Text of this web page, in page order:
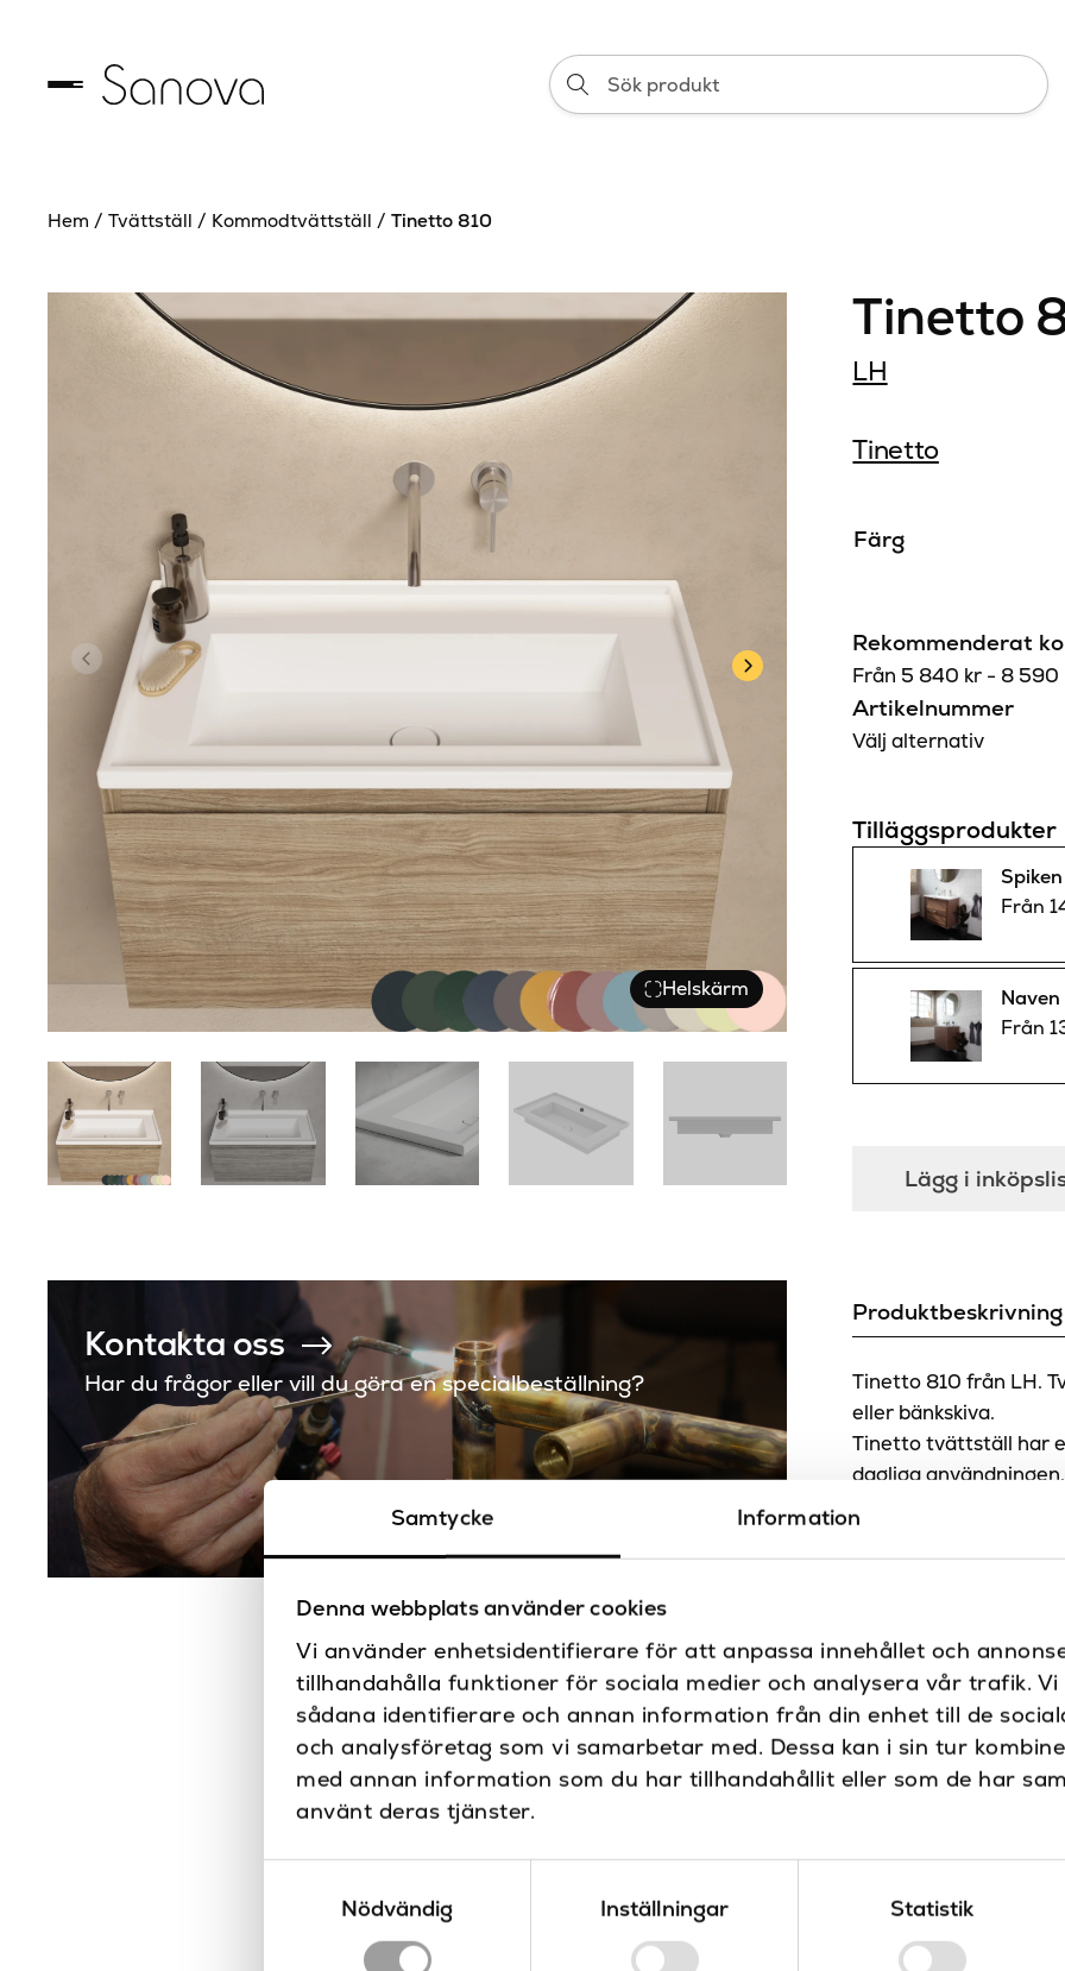
Samtycke Information
Denna webbplats använder cookies
Vi använder enhetsidentifierare för att anpassa innehållet och
tillhandahålla funktioner för sociala medier och analysera vår trafik.
sådana identifierare och annan information från din enhet till de
och analysföretag som vi samarbetar med. Dessa kan i sin tur
med annan information som du har tillhandahållit eller som de har
använt deras tjänster.
Nödvändig
Inställningar Statistik
Sök
produkt
Hem / Tvättställ / Kommodtvättställ / Tinetto 810
Helskärm
Kontakta oss
Har du frågor eller vill du göra en specialbeställning?
Tinetto
LH
Tinetto
Färg
Rekommenderat
Från 5 840 kr - 8 590
Artikelnummer
Välj alternativ
Tilläggsprodukter
Från
Från
Lägg i
Produktbeskrivning
Tinetto 810 från LH.
eller bänkskiva.
Tinetto tvättställ har
dagliga användningen.
Tinetto 810
beställa utan
Bottenventil i
Tvättstället har inget
Specifikationer
Bredd (mm)
Djup (mm)
Ritning